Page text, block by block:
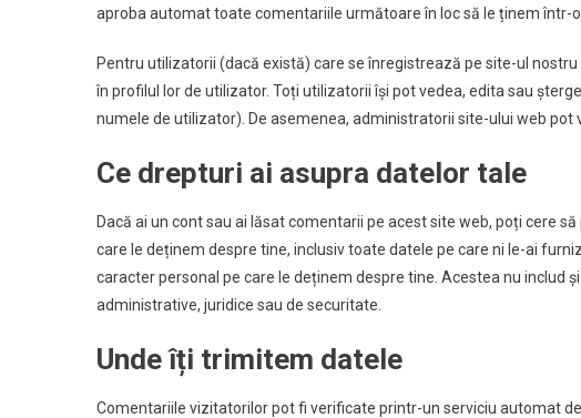
aproba automat toate comentariile următoare în loc să le ținem într-
Pentru utilizatorii (dacă există) care se înregistrează pe site-ul
în profilul lor de utilizator. Toți utilizatorii își pot vedea, edita sau
numele de utilizator). De asemenea, administratorii site-ului web pot
Ce drepturi ai asupra datelor tale
Dacă ai un cont sau ai lăsat comentarii pe acest site web, poți cere
care le deținem despre tine, inclusiv toate datele pe care ni le-ai
caracter personal pe care le deținem despre tine. Acestea nu includ
administrative, juridice sau de securitate.
Unde îți trimitem datele
Comentariile vizitatorilor pot fi verificate printr-un serviciu automat